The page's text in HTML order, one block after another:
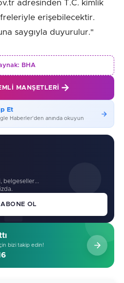
adresinden T.C. kimlik
erişebilecektir.
saygıyla duyurulur."
BHA
MANŞETLERI
Et
Haberler'den anında okuyun
belgeseller...
ABONE OL
bizi takip edin!